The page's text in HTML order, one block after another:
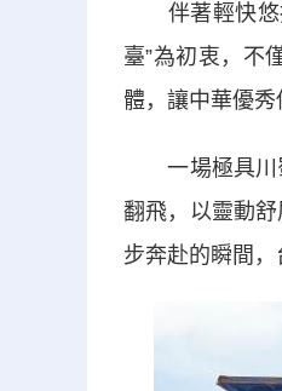
伴著輕快悠揚
臺”為初衷，不
體，讓中華優秀
一場極具川蜀
翻飛，以靈動舒
步奔赴的瞬間，